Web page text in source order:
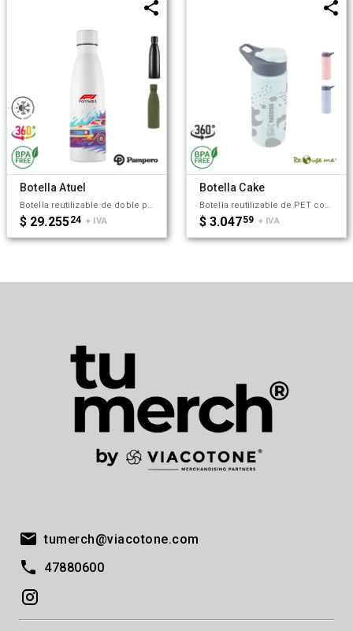
Botella Atuel
$ 29.25524 + IVA
Botella Cake
$ 3.04759 + IVA
tumerch@viacotone.com
47880600